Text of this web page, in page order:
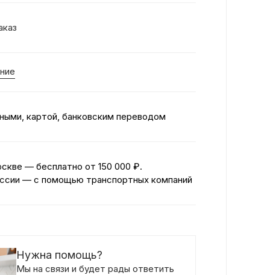
картой, банковским переводом
— бесплатно от 150 000 ₽.
— с помощью транспортных компаний
Нужна помощь?
Мы на связи и будет рады ответить